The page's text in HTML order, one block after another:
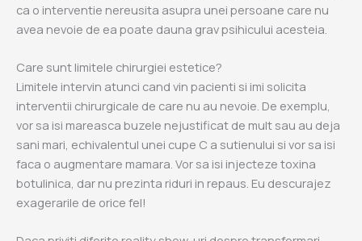
ca o interventie nereusita asupra unei persoane care nu
avea nevoie de ea poate dauna grav psihicului acesteia.
Care sunt limitele chirurgiei estetice?
Limitele intervin atunci cand vin pacienti si imi solicita
interventii chirurgicale de care nu au nevoie. De exemplu,
vor sa isi mareasca buzele nejustificat de mult sau au deja
sani mari, echivalentul unei cupe C a sutienului si vor sa isi
faca o augmentare mamara. Vor sa isi injecteze toxina
botulinica, dar nu prezinta riduri in repaus. Eu descurajez
exagerarile de orice fel!